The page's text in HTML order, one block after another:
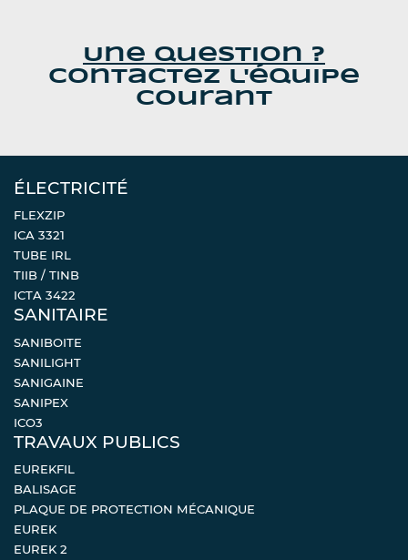
Une question ?
Contactez l'équipe
Courant
ÉLECTRICITÉ
FLEXZIP
ICA 3321
TUBE IRL
TIIB / TINB
ICTA 3422
SANITAIRE
SANIBOITE
SANILIGHT
SANIGAINE
SANIPEX
ICO3
TRAVAUX PUBLICS
EUREKFIL
BALISAGE
PLAQUE DE PROTECTION MÉCANIQUE
EUREK
EUREK 2